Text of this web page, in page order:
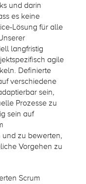
und darin
es keine
Lösung für alle
langfristig
agile
Definierte
verschiedene
sein,
Prozesse zu
sein auf
und zu bewerten,
Vorgehen zu
Scrum